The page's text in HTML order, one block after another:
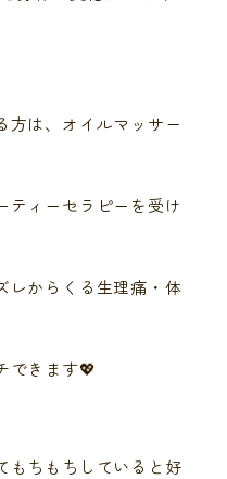
方は、オイルマッサー
ティーセラピーを受け
レからくる生理痛・体
できます💖
もちもちしていると好